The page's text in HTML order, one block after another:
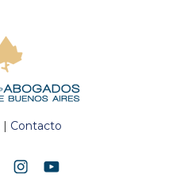
| Contacto